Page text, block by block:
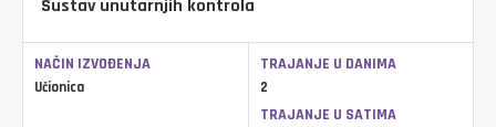
Sustav unutarnjih kontrola
NAČIN IZVOĐENJA
Učionica
TRAJANJE U DANIMA
2
TRAJANJE U SATIMA